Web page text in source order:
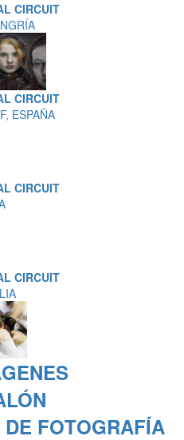
CIRCUIT
CIRCUIT
ESPAÑA
CIRCUIT
CIRCUIT
FOTOGRAFÍA